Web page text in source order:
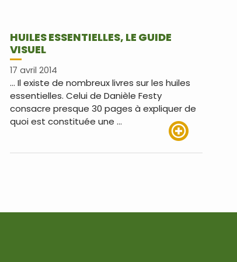
HUILES ESSENTIELLES, LE GUIDE
VISUEL
17 avril 2014
… Il existe de nombreux livres sur les huiles
essentielles. Celui de Danièle Festy
consacre presque 30 pages à expliquer de
quoi est constituée une …